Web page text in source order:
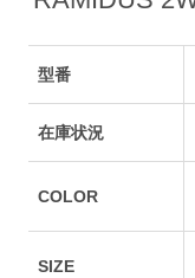
型番
在庫状況
COLOR
SIZE